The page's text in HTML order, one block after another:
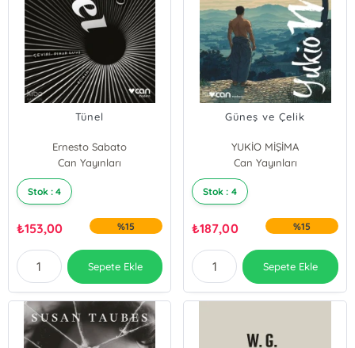
Tünel
Ernesto Sabato
Can Yayınları
Stok : 4
₺153,00 %15
Sepete Ekle
Güneş ve Çelik
YUKİO MİŞİMA
Can Yayınları
Stok : 4
₺187,00 %15
Sepete Ekle